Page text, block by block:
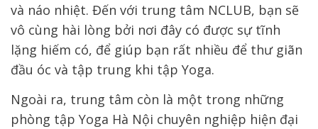
và náo nhiệt. Đến với trung tâm NCLUB, bạn sẽ
vô cùng hài lòng bởi nơi đây có được sự tĩnh
lặng hiếm có, để giúp bạn rất nhiều để thư giãn
đầu óc và tập trung khi tập Yoga.
Ngoài ra, trung tâm còn là một trong những
phòng tập Yoga Hà Nội chuyên nghiệp hiện đại